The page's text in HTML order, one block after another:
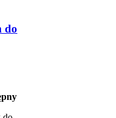
do